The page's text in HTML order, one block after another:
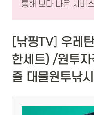
통해 보다 나은 서비
[낚핑TV] 우레
한세트) /원투
줄 대물원투낚